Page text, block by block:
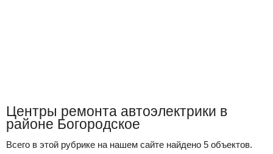
Центры ремонта автоэлектрики в
районе Богородское
Всего в этой рубрике на нашем сайте найдено 5 объектов.